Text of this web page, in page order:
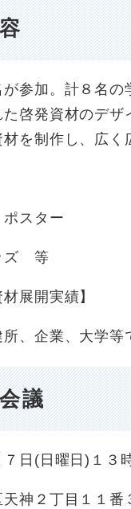
参加。計８名の
啓発資材のデ
資材を制作
ポスター
ズ 等
展開実績】
所、企業、大学等
議
日(日曜日)１３
天神２丁目１